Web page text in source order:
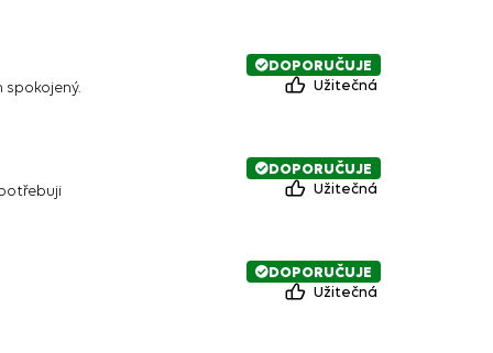
DOPORUČUJE
Užitečná
DOPORUČUJE
Užitečná
DOPORUČUJE
Užitečná